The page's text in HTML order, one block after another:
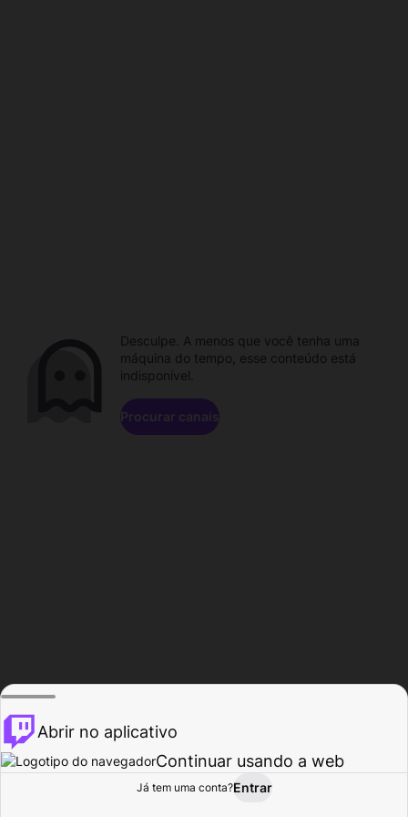
Procurar Atividade
Desculpe. A menos que você tenha uma
máquina do tempo, esse conteúdo está
indisponível.
Procurar canais
Abrir no aplicativo
Continuar usando a web
Já tem uma conta?Entrar